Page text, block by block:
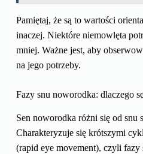
Pamiętaj, że są to wartości
inaczej. Niektóre niemowlęta
mniej. Ważne jest, aby
na jego potrzeby.
Fazy snu noworodka: dlaczego
Sen noworodka różni się od snu
Charakteryzuje się krótszymi
(rapid eye movement), czyli fazy